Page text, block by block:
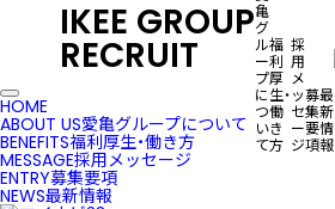
IKEE GROUP
RECRUIT
亀
グ
ル
ー
プ
に
つ
い
て
福
利
厚
生・
働
き
方
採
用
メ
ッ
セ
ー
ジ
募
集
要
項
最
新
情
報
HOME
ABOUT US愛亀グループについて
BENEFITS福利厚生・働き方
MESSAGE採用メッセージ
ENTRY募集要項
NEWS最新情報